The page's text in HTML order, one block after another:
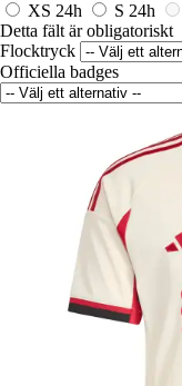
XS 24h S 24h
Detta fält är obligatoriskt
Flocktryck
Officiella badges